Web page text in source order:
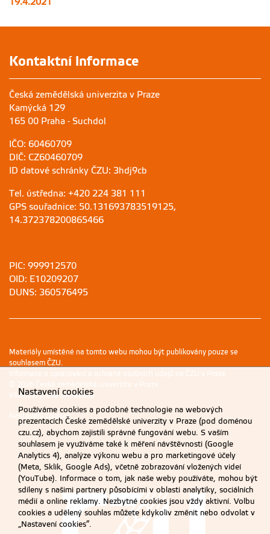
Kontaktní informace
Česká zemědělská univerzita v Praze
Kamýcká 129
165 00 Praha - Suchdol
IČO: 60460709
DIČ: CZ60460709
ID datové schránky ČZU: 3hdj9cb
Tel. ústředna: +420 224 381 111
GPS souřadnice: 50.131693783519125,
14.372378200865466
PIC: 999912570
OID: E10209207
DUNS: 360576495
Materiály umístěné na tomto webu mohou být publikovány pouze se
souhlasem ČZU.
Informace o zpracování a ochraně osobních údajů na ČZU v Praze.
© 2026 Česká zemědělská univerzita v Praze
Všechna práva vyhrazena
Nastavení cookies
Nastavení cookies
Používáme cookies a podobné technologie na webových
prezentacích České zemědělské univerzity v Praze (pod doménou
czu.cz), abychom zajistili správné fungování webu. S vaším
souhlasem je využíváme také k měření návštěvnosti (Google
Analytics 4), analýze výkonu webu a pro marketingové účely
(Meta, Sklik, Google Ads), včetně zobrazování vložených videí
(YouTube). Informace o tom, jak naše weby používáte, mohou být
sdíleny s našimi partnery působícími v oblasti analytiky, sociálních
médií a online reklamy. Nezbytné cookies jsou vždy aktivní. Volbu
cookies a udělený souhlas můžete kdykoliv změnit nebo odvolat v
„Nastavení cookies“.